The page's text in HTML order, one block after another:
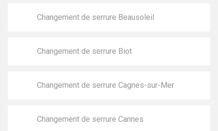
Changement de serrure Beausoleil
Changement de serrure Biot
Changement de serrure Cagnes-sur-Mer
Changement de serrure Cannes